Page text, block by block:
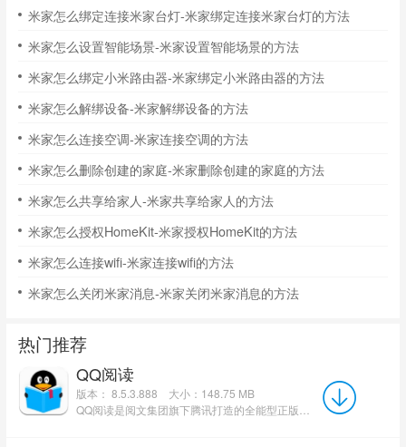
米家怎么绑定连接米家台灯-米家绑定连接米家台灯的方法
米家怎么设置智能场景-米家设置智能场景的方法
米家怎么绑定小米路由器-米家绑定小米路由器的方法
米家怎么解绑设备-米家解绑设备的方法
米家怎么连接空调-米家连接空调的方法
米家怎么删除创建的家庭-米家删除创建的家庭的方法
米家怎么共享给家人-米家共享给家人的方法
米家怎么授权HomeKit-米家授权HomeKit的方法
米家怎么连接wifi-米家连接wifi的方法
米家怎么关闭米家消息-米家关闭米家消息的方法
热门推荐
QQ阅读
版本： 8.5.3.888
大小：148.75 MB